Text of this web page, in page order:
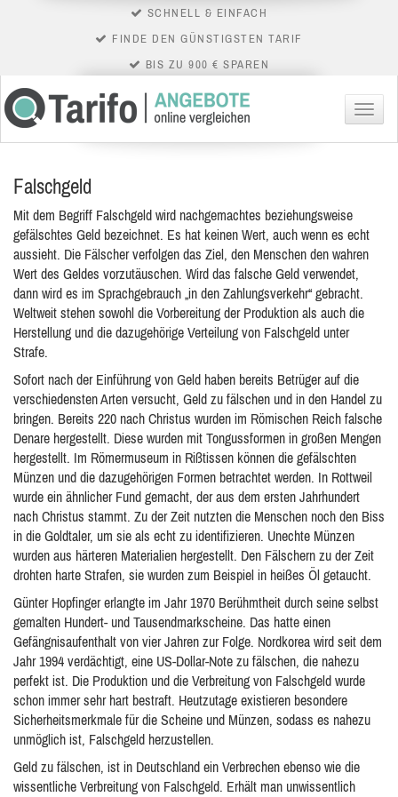
SCHNELL & EINFACH
FINDE DEN GÜNSTIGSTEN TARIF
BIS ZU 900 € SPAREN
Menü
Falschgeld
Mit dem Begriff Falschgeld wird nachgemachtes beziehungsweise
gefälschtes Geld bezeichnet. Es hat keinen Wert, auch wenn es echt
aussieht. Die Fälscher verfolgen das Ziel, den Menschen den wahren
Wert des Geldes vorzutäuschen. Wird das falsche Geld verwendet,
dann wird es im Sprachgebrauch „in den Zahlungsverkehr“ gebracht.
Weltweit stehen sowohl die Vorbereitung der Produktion als auch die
Herstellung und die dazugehörige Verteilung von Falschgeld unter
Strafe.
Sofort nach der Einführung von Geld haben bereits Betrüger auf die
verschiedensten Arten versucht, Geld zu fälschen und in den Handel zu
bringen. Bereits 220 nach Christus wurden im Römischen Reich falsche
Denare hergestellt. Diese wurden mit Tongussformen in großen Mengen
hergestellt. Im Römermuseum in Rißtissen können die gefälschten
Münzen und die dazugehörigen Formen betrachtet werden. In Rottweil
wurde ein ähnlicher Fund gemacht, der aus dem ersten Jahrhundert
nach Christus stammt. Zu der Zeit nutzten die Menschen noch den Biss
in die Goldtaler, um sie als echt zu identifizieren. Unechte Münzen
wurden aus härteren Materialien hergestellt. Den Fälschern zu der Zeit
drohten harte Strafen, sie wurden zum Beispiel in heißes Öl getaucht.
Günter Hopfinger erlangte im Jahr 1970 Berühmtheit durch seine selbst
gemalten Hundert- und Tausendmarkscheine. Das hatte einen
Gefängnisaufenthalt von vier Jahren zur Folge. Nordkorea wird seit dem
Jahr 1994 verdächtigt, eine US-Dollar-Note zu fälschen, die nahezu
perfekt ist. Die Produktion und die Verbreitung von Falschgeld wurde
schon immer sehr hart bestraft. Heutzutage existieren besondere
Sicherheitsmerkmale für die Scheine und Münzen, sodass es nahezu
unmöglich ist, Falschgeld herzustellen.
Geld zu fälschen, ist in Deutschland ein Verbrechen ebenso wie die
wissentliche Verbreitung von Falschgeld. Erhält man unwissentlich